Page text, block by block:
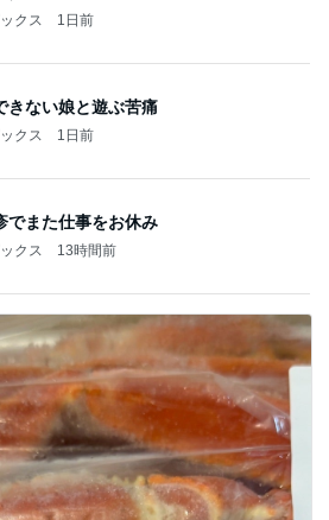
クス 1日前
きない娘と遊ぶ苦痛
クス 1日前
でまた仕事をお休み
クス 13時間前